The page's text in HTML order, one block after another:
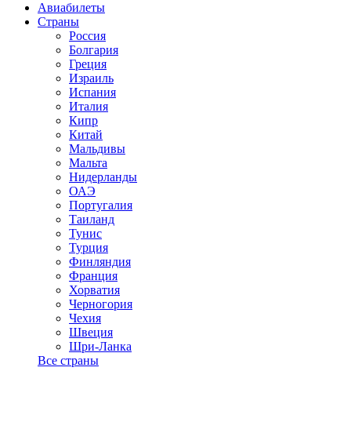
Авиабилеты
Страны
Россия
Болгария
Греция
Израиль
Испания
Италия
Кипр
Китай
Мальдивы
Мальта
Нидерланды
ОАЭ
Португалия
Таиланд
Тунис
Турция
Финляндия
Франция
Хорватия
Черногория
Чехия
Швеция
Шри-Ланка
Все страны